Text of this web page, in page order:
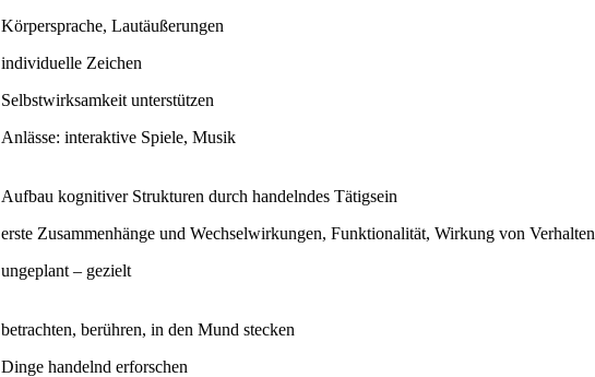
Körpersprache, Lautäußerungen
individuelle Zeichen
Selbstwirksamkeit unterstützen
Anlässe: interaktive Spiele, Musik
Aufbau kognitiver Strukturen durch handelndes Tätigsein
erste Zusammenhänge und Wechselwirkungen, Funktionalität, Wirkung von Verhalten
ungeplant – gezielt
betrachten, berühren, in den Mund stecken
Dinge handelnd erforschen